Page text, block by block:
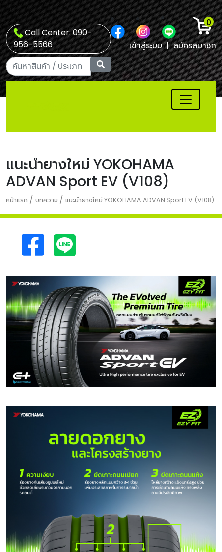
Call Center: 090-
956-5566
0
เข้าสู่ระบบ | สมัครสมาชิก
แนะนำยางใหม่ YOKOHAMA
ADVAN Sport EV (V108)
หน้าแรก / บทความ / แนะนำยางใหม่ YOKOHAMA ADVAN Sport EV (V108)